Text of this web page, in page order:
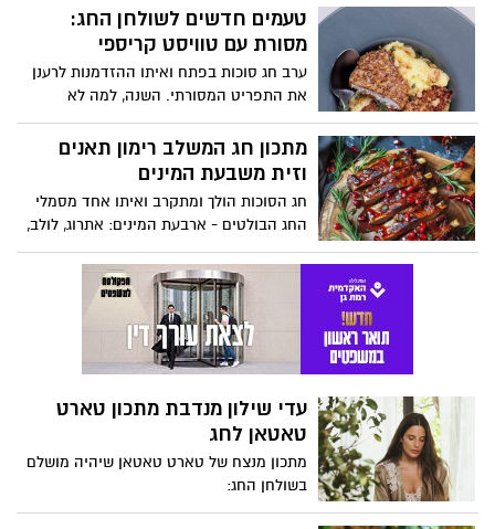
בריא" עבור משרד החינוך, ומורה לחינוך
תזונתי בבתי הספר.
והגשה בימי החג.
טעמים חדשים לשולחן החג:
מסורת עם טוויסט קריספי
ערב חג סוכות בפתח ואיתו ההזדמנות לרענן
את התפריט המסורתי. השנה, למה לא
להפתיע את המשפחה עם גרסאות מודרניות
ופריכות למנות האהובות? בין אם מדובר
בדגים, בשר או אפילו מנות צמחוניות, הסוד
של Beko מציעים מגוון רעיונות יצירתיים
שישדרגו את ארוחות החג שלכם, תוך שמירה
על הטעמים המוכרים והאהובים. הנה כמה
הצעות שיהפכו את שולחן החג שלכם למרגש
מתכון חג המשלב רימון תאנים
וזית משבעת המינים
חג הסוכות הולך ומתקרב ואיתו אחד מסמלי
החג הבולטים - ארבעת המינים: אתרוג, לולב,
הדס וערבה. במסורת היהודית מוזכרים גם
שבעת המינים: חיטה, שעורה, גפן, תמר, רימון,
תאנה וזית, שהם מיני גידולים שארצנו
התברכה בהם ואשר מוזכרים בספר דברים.
לרגל חג הסוכות התזונאית הקלינית תמר ידין ,
יועצת לחברת הרבלייף מנדבת מתכון חגיגי
עדי שילון מנדבת מתכון טארט
טאטאן לחג
מתכון מנצח של טארט טאטאן שיהיה מושלם
בשולחן החג: